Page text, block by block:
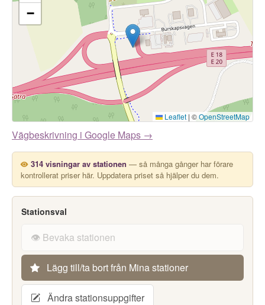
−
Leaflet | ©OpenStreetMap
Vägbeskrivning i Google Maps →
314 visningar av stationen — så många gånger har förare
kontrollerat priser här. Uppdatera priset så hjälper du dem.
Stationsval
👁️ Bevaka stationen
Lägg till/ta bort från Mina stationer
Ändra stationsuppgifter